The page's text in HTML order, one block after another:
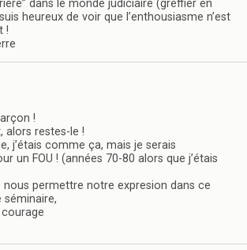
dans le monde judiciaire (greffier en
heureux de voir que l’enthousiasme n’est
!
!
alors restes-le !
j’étais comme ça, mais je serais
un FOU ! (années 70-80 alors que j’étais
nous permettre notre expresion dans ce
séminaire,